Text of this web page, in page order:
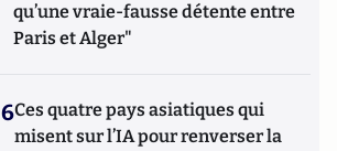
qu’une vraie-fausse détente entre
Paris et Alger"
6Ces quatre pays asiatiques qui
misent sur l’IA pour renverser la